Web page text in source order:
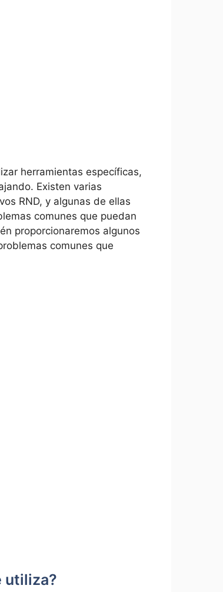
herramientas específicas,
Existen varias
RND, y algunas de ellas
comunes que puedan
proporcionaremos algunos
comunes que
utiliza?